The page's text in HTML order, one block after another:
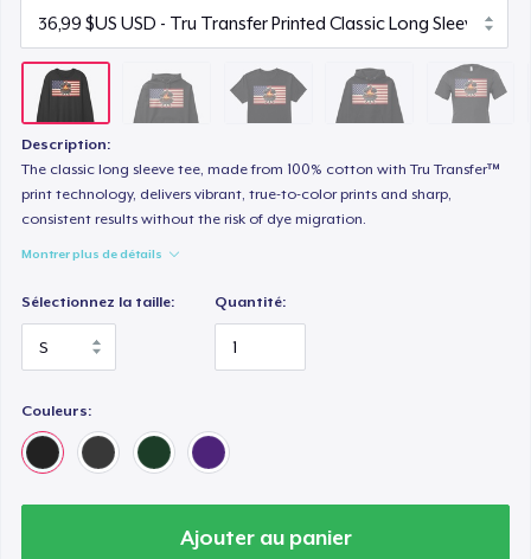
Description:
The classic long sleeve tee, made from 100% cotton with Tru Transfer™
print technology, delivers vibrant, true-to-color prints and sharp,
consistent results without the risk of dye migration.
Montrer plus de détails
Sélectionnez la taille: Quantité:
Couleurs:
Ajouter au panier
32,99 $US
Women's Classic Tee
23,99 $US
Heavy Tee
44,99 $US
Tru transfer Printed Premium Tee
Tru Transfer Printed Classic Tee
24,99 $US
Classic Long Sleeve Tee